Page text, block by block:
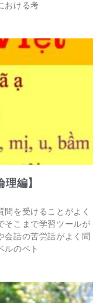
おける考
編】
を受けることがよく
そこまで学習ツールが
会話の苦労話がよく聞
ルのベト